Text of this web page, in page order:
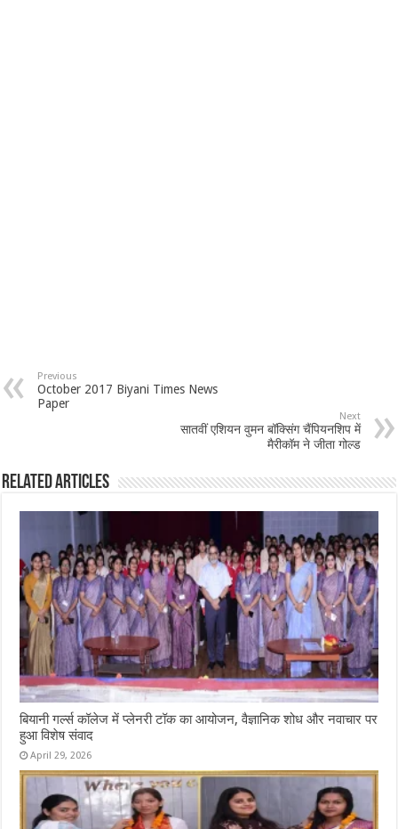
Previous
October 2017 Biyani Times News
Paper
Next
सातवीं एशियन वुमन बॉक्सिंग चैंपियनशिप में
मैरीकॉम ने जीता गोल्ड
Related Articles
बियानी गर्ल्स कॉलेज में प्लेनरी टॉक का आयोजन, वैज्ञानिक शोध और नवाचार पर
हुआ विशेष संवाद
April 29, 2026